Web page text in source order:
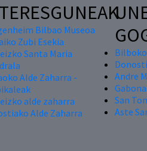
Bilbao Museoa
Zubi Esekia
Santa Maria
Alde Zaharra -
alde zaharra
Alde Zaharra
Andre
San
Aste